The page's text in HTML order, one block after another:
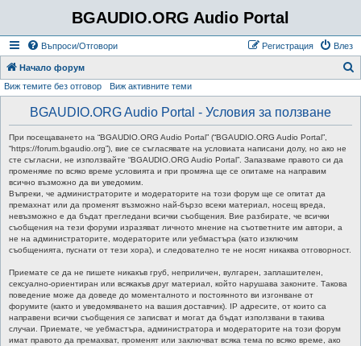
BGAUDIO.ORG Audio Portal
Въпроси/Отговори Влез
Регистрация
Начало форум
Виж темите без отговор Виж активните теми
BGAUDIO.ORG Audio Portal - Условия за ползване
При посещаването на “BGAUDIO.ORG Audio Portal” (“BGAUDIO.ORG Audio Portal”,
“https://forum.bgaudio.org”), вие се съгласявате на условиата написани долу, но ако не
сте съгласни, не използвайте “BGAUDIO.ORG Audio Portal”. Запазваме правото си да
променяме по всяко време условията и при промяна ще се опитаме на направим
всично възможно да ви уведомим.
Въпреки, че администраторите и модераторите на този форум ще се опитат да
премахнат или да променят възможно най-бързо всеки материал, носещ вреда,
невъзможно е да бъдат прегледани всички съобщения. Вие разбирате, че всички
съобщения на тези форуми изразяват личното мнение на съответните им автори, а
не на администраторите, модераторите или уебмастъра (като изключим
съобщенията, пуснати от тези хора), и следователно те не носят никаква отговорност.
Приемате се да не пишете никакъв груб, неприличен, вулгарен, заплашителен,
сексуално-ориентиран или всякакъв друг материал, който нарушава законите. Такова
поведение може да доведе до моменталното и постоянното ви изгонване от
форумите (както и уведомяването на вашия доставчик). IP адресите, от които са
направени всички съобщения се записват и могат да бъдат използвани в такива
случаи. Приемате, че уебмастъра, администратора и модераторите на този форум
имат правото да премахват, променят или заключват всяка тема по всяко време, ако